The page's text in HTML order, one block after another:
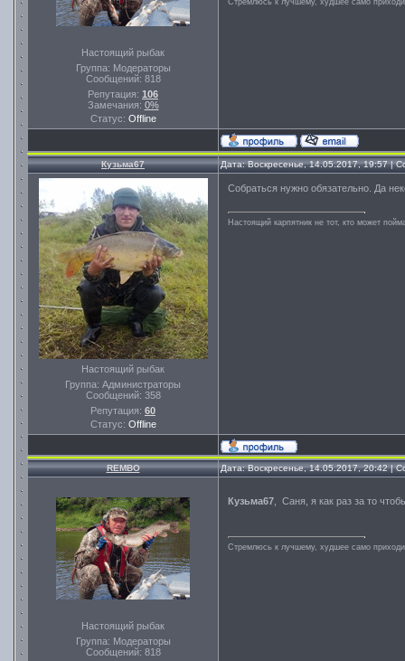
Настоящий рыбак
Группа: Модераторы
Сообщений: 818
Репутация: 106
Замечания: 0%
Статус: Offline
Стремлюсь к лучшему, худшее само
Кузьма67 Дата: Воскресенье, 14.05.2017, 19:57 |
Настоящий рыбак
Группа: Администраторы
Сообщений: 358
Репутация: 60
Статус: Offline
Собраться нужно обязательно. Да
Настоящий карпятник не тот, кто может
REMBO Дата: Воскресенье, 14.05.2017, 20:42 |
Настоящий рыбак
Группа: Модераторы
Сообщений: 818
Кузьма67 , Саня, я как раз за то
Стремлюсь к лучшему, худшее само